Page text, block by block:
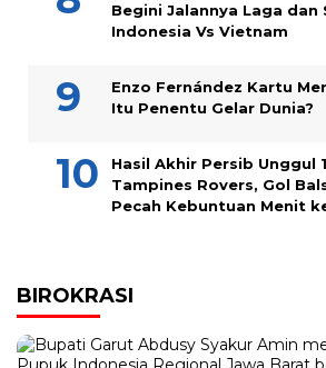
Begini Jalannya Laga dan
Indonesia Vs Vietnam
Enzo Fernández Kartu
Itu Penentu Gelar Dunia?
Hasil Akhir Persib Unggul
Tampines Rovers, Gol
Pecah Kebuntuan Menit
BIROKRASI